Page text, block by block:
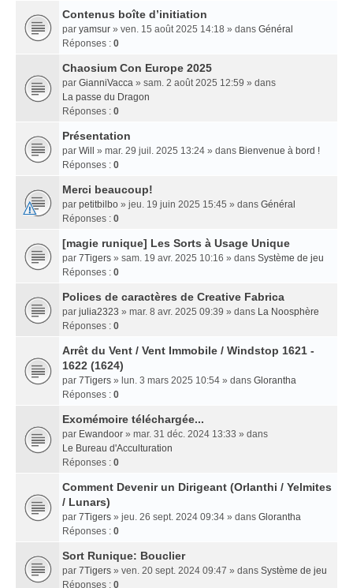
Contenus boîte d’initiation
par yamsur » ven. 15 août 2025 14:18 » dans Général
Réponses : 0
Chaosium Con Europe 2025
par GianniVacca » sam. 2 août 2025 12:59 » dans
La passe du Dragon
Réponses : 0
Présentation
par Will » mar. 29 juil. 2025 13:24 » dans Bienvenue à bord !
Réponses : 0
Merci beaucoup!
par petitbilbo » jeu. 19 juin 2025 15:45 » dans Général
Réponses : 0
[magie runique] Les Sorts à Usage Unique
par 7Tigers » sam. 19 avr. 2025 10:16 » dans Système de jeu
Réponses : 0
Polices de caractères de Creative Fabrica
par julia2323 » mar. 8 avr. 2025 09:39 » dans La Noosphère
Réponses : 0
Arrêt du Vent / Vent Immobile / Windstop 1621 -
1622 (1624)
par 7Tigers » lun. 3 mars 2025 10:54 » dans Glorantha
Réponses : 0
Exomémoire téléchargée...
par Ewandoor » mar. 31 déc. 2024 13:33 » dans
Le Bureau d'Acculturation
Réponses : 0
Comment Devenir un Dirigeant (Orlanthi / Yelmites
/ Lunars)
par 7Tigers » jeu. 26 sept. 2024 09:34 » dans Glorantha
Réponses : 0
Sort Runique: Bouclier
par 7Tigers » ven. 20 sept. 2024 09:47 » dans Système de jeu
Réponses : 0